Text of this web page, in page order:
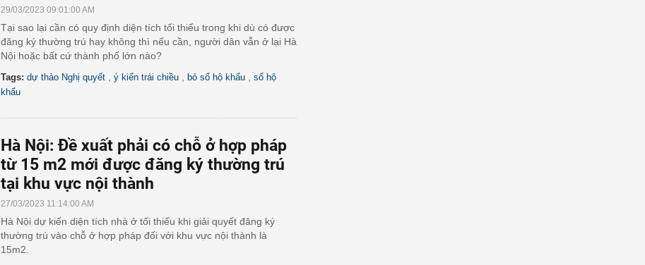
29/03/2023 09:01:00 AM
Tại sao lại cần có quy định diện tích tối thiểu trong khi dù có được
đăng ký thường trú hay không thì nếu cần, người dân vẫn ở lại Hà
Nội hoặc bất cứ thành phố lớn nào?
Tags: dự thảo Nghị quyết ý kiến trái chiều bỏ sổ hộ khẩu
sổ hộ
khẩu
Hà Nội: Đề xuất phải có chỗ ở hợp pháp
từ 15 m2 mới được đăng ký thường trú
tại khu vực nội thành
27/03/2023 11:14:00 AM
Hà Nội dự kiến diện tích nhà ở tối thiểu khi giải quyết đăng ký
thường trú vào chỗ ở hợp pháp đối với khu vực nội thành là
15m2.